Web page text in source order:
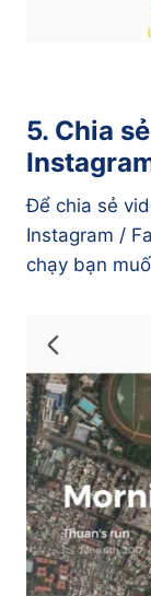
5. Chia
Để chia sẻ
Instagram /
chạy bạn